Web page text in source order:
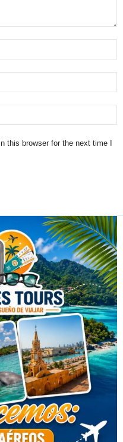
this browser for the next time I